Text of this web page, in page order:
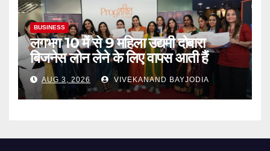
BUSINESS
लगभग 10 में से 9 महिला उद्यमी दोबारा
बिजनेस लोन लेने के लिए वापस आती हैं
AUG 3, 2026 VIVEKANAND BAYJODIA